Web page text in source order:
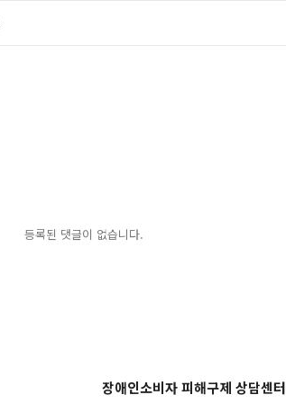
등록된 댓글이 없습니다.
장애인소비자 피해구제 상담센터